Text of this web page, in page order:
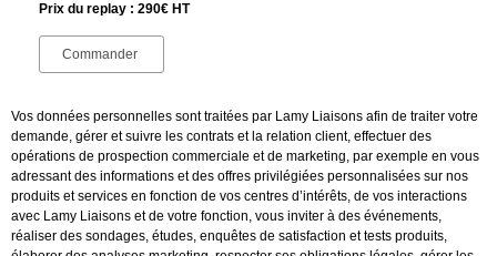
Prix du replay : 290€ HT
Vos données personnelles sont traitées par Lamy Liaisons afin de traiter votre
demande, gérer et suivre les contrats et la relation client, effectuer des
opérations de prospection commerciale et de marketing, par exemple en vous
adressant des informations et des offres privilégiées personnalisées sur nos
produits et services en fonction de vos centres d’intérêts, de vos interactions
avec Lamy Liaisons et de votre fonction, vous inviter à des événements,
réaliser des sondages, études, enquêtes de satisfaction et tests produits,